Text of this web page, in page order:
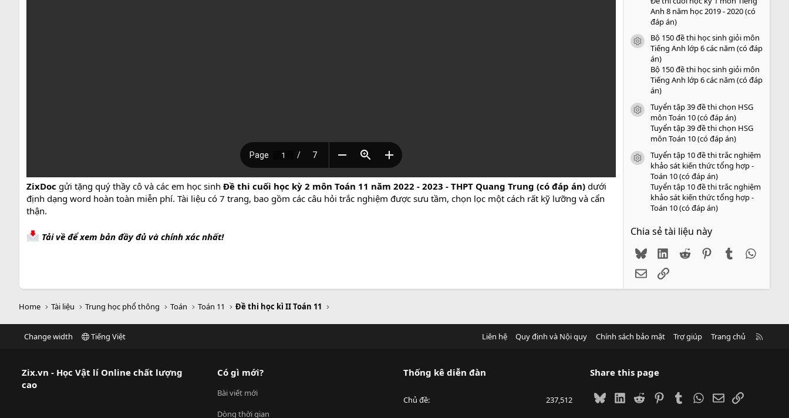
ZixDoc gửi tặng quý thầy cô và các em học sinh Đề thi cuối học kỳ 2 môn Toán 11 năm 2022 - 2023 - THPT Quang Trung (có đáp án) dưới
định dạng word hoàn toàn miễn phí. Tài liệu có 7 trang, bao gồm các câu hỏi trắc nghiệm được sưu tầm, chọn lọc một cách rất kỹ lưỡng và cẩn
thận.
Tải về để xem bản đầy đủ và chính xác nhất!
Anh 8 năm học 2019 - 2020 (có
đáp án)
icon tài liệu
Bộ 150 đề thi học sinh giỏi môn
Tiếng Anh lớp 6 các năm (có đáp
án)
Bộ 150 đề thi học sinh giỏi môn
Tiếng Anh lớp 6 các năm (có đáp
án)
icon tài liệu
Tuyển tập 39 đề thi chọn HSG
môn Toán 10 (có đáp án)
Tuyển tập 39 đề thi chọn HSG
môn Toán 10 (có đáp án)
icon tài liệu
Tuyển tập 10 đề thi trắc nghiệm
khảo sát kiến thức tổng hợp -
Toán 10 (có đáp án)
Tuyển tập 10 đề thi trắc nghiệm
khảo sát kiến thức tổng hợp -
Toán 10 (có đáp án)
Chia sẻ tài liệu này
BlueskyLinkedIn
Reddit PinterestTumblr
EmailLink
Home Tài liệu Trung học phổ thông Toán Toán 11 Đề thi học kì II Toán 11
Change width Tiếng Việt Liên hệ Quy định và Nội quy Chính sách bảo mật Trợ giúp Trang chủ
Zix.vn - Học Vật lí Online chất lượng
cao
Có gì mới?
Bài viết mới
Dòng thời gian
Thống kê diễn đàn
Chủ đề 237,512
Share this page
BlueskyLinkedIn
Reddit PinterestTumblrWhatsApp
EmailLink